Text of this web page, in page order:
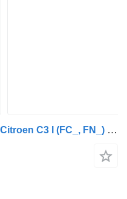
Moteur HFX pour automobile Citroen C3 I (FC_, FN_) | 02